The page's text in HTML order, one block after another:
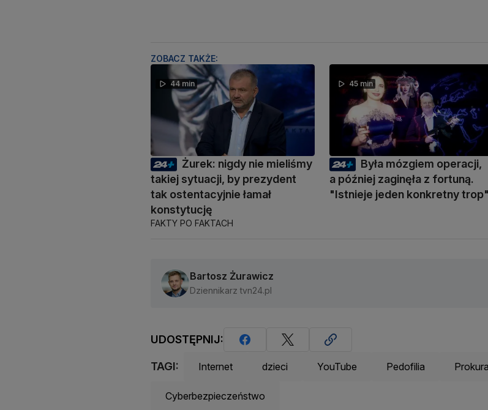
ZOBACZ TAKŻE:
44 min
Żurek: nigdy nie mieliśmy
takiej sytuacji, by prezydent
tak ostentacyjnie łamał
konstytucję
FAKTY PO FAKTACH
45 min
Była mózgiem operacji,
a później zaginęła z fortuną.
"Istnieje jeden konkretny trop"
Bartosz Żurawicz
Dziennikarz tvn24.pl
UDOSTĘPNIJ:
TAGI: Internet dzieci YouTube Pedofilia
Cyberbezpieczeństwo